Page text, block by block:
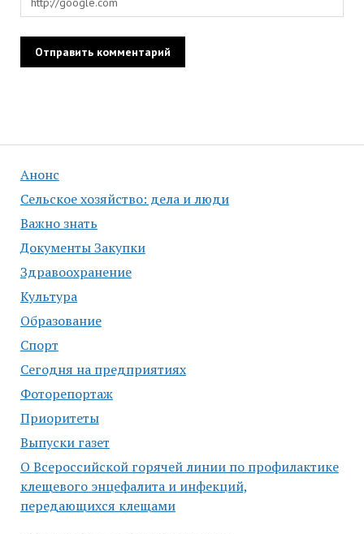
Анонс
Сельское хозяйство: дела и люди
Важно знать
Документы Закупки
Здравоохранение
Культура
Образование
Спорт
Сегодня на предприятиях
Фоторепортаж
Приоритеты
Выпуски газет
О Всероссийской горячей линии по профилактике
клещевого энцефалита и инфекций,
передающихся клещами